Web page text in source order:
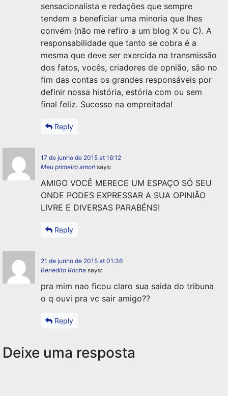
sensacionalista e redações que sempre
tendem a beneficiar uma minoria que lhes
convém (não me refiro a um blog X ou C). A
responsabilidade que tanto se cobra é a
mesma que deve ser exercida na transmissão
dos fatos, vocês, criadores de opnião, são no
fim das contas os grandes responsáveis por
definir nossa história, estória com ou sem
final feliz. Sucesso na empreitada!
Reply
17 de junho de 2015 at 16:12
Meu primeiro amor! says:
AMIGO VOCÊ MERECE UM ESPAÇO SÓ SEU
ONDE PODES EXPRESSAR A SUA OPINIÃO
LIVRE E DIVERSAS PARABÉNS!
Reply
21 de junho de 2015 at 01:36
Benedito Rocha says:
pra mim nao ficou claro sua saida do tribuna
o q ouvi pra vc sair amigo??
Reply
Deixe uma resposta